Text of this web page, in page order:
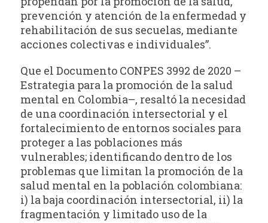
prevención y atención de la enfermedad y
rehabilitación de sus secuelas, mediante
acciones colectivas e individuales”.
Que el Documento CONPES 3992 de 2020 –
Estrategia para la promoción de la salud
mental en Colombia–, resaltó la necesidad
de una coordinación intersectorial y el
fortalecimiento de entornos sociales para
proteger a las poblaciones más
vulnerables; identificando dentro de los
problemas que limitan la promoción de la
salud mental en la población colombiana:
i) la baja coordinación intersectorial, ii) la
fragmentación y limitado uso de la